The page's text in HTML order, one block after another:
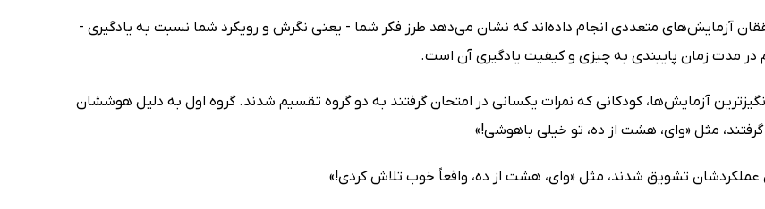
آزمایش‌های متعددی انجام داده‌اند که نشان می‌دهد طرز فکر شما - یعنی نگرش و رویکرد شما نسبت به یادگیری -
در مدت زمان پایبندی به چیزی و کیفیت یادگیری آن است.
آزمایش‌ها، کودکانی که نمرات یکسانی در امتحان گرفتند به دو گروه تقسیم شدند. گروه اول به دلیل هوششان
مثل «وای، هشت از ده،‌ تو خیلی باهوشی!»
عملکردشان تشویق شدند، مثل «وای، هشت از ده، واقعاً خوب تلاش کردی!»